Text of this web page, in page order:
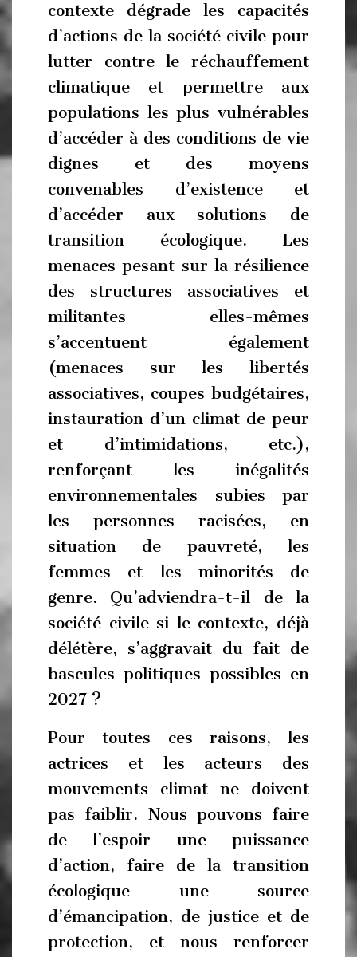
contexte dégrade les capacités
d’actions de la société civile pour
lutter contre le réchauffement
climatique et permettre aux
populations les plus vulnérables
d’accéder à des conditions de vie
dignes et des moyens
convenables d’existence et
d’accéder aux solutions de
transition écologique. Les
menaces pesant sur la résilience
des structures associatives et
militantes elles-mêmes
s’accentuent également
(menaces sur les libertés
associatives, coupes budgétaires,
instauration d’un climat de peur
et d’intimidations, etc.),
renforçant les inégalités
environnementales subies par
les personnes racisées, en
situation de pauvreté, les
femmes et les minorités de
genre. Qu’adviendra-t-il de la
société civile si le contexte, déjà
délétère, s’aggravait du fait de
bascules politiques possibles en
2027 ?
Pour toutes ces raisons, les
actrices et les acteurs des
mouvements climat ne doivent
pas faiblir. Nous pouvons faire
de l’espoir une puissance
d’action, faire de la transition
écologique une source
d’émancipation, de justice et de
protection, et nous renforcer